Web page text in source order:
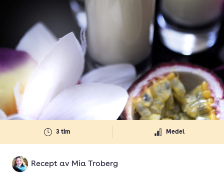
3 tim Medel
Recept av Mia Troberg